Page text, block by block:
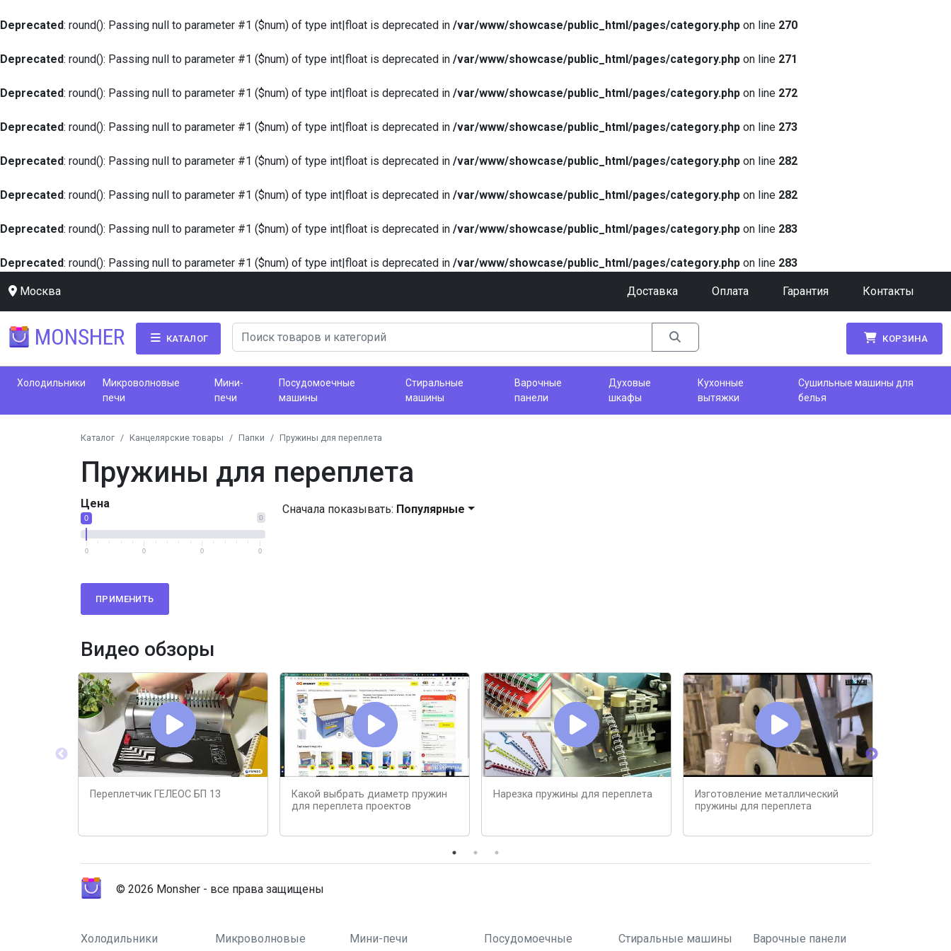
Deprecated: round(): Passing null to parameter #1 ($num) of type int|float is deprecated in /var/www/showcase/public_html/pages/category.php on line 270
Deprecated: round(): Passing null to parameter #1 ($num) of type int|float is deprecated in /var/www/showcase/public_html/pages/category.php on line 271
Deprecated: round(): Passing null to parameter #1 ($num) of type int|float is deprecated in /var/www/showcase/public_html/pages/category.php on line 272
Deprecated: round(): Passing null to parameter #1 ($num) of type int|float is deprecated in /var/www/showcase/public_html/pages/category.php on line 273
Deprecated: round(): Passing null to parameter #1 ($num) of type int|float is deprecated in /var/www/showcase/public_html/pages/category.php on line 282
Deprecated: round(): Passing null to parameter #1 ($num) of type int|float is deprecated in /var/www/showcase/public_html/pages/category.php on line 282
Deprecated: round(): Passing null to parameter #1 ($num) of type int|float is deprecated in /var/www/showcase/public_html/pages/category.php on line 283
Deprecated: round(): Passing null to parameter #1 ($num) of type int|float is deprecated in /var/www/showcase/public_html/pages/category.php on line 283
Москва Доставка Оплата Гарантия Контакты
MONSHER КАТАЛОГ КОРЗИНА
Холодильники
Микроволновые
печи
Мини-
печи
Посудомоечные
машины
Стиральные
машины
Варочные
панели
Духовые
шкафы
Кухонные
вытяжки
Сушильные машины для
белья
Каталог Канцелярские товары Папки Пружины для переплета
Пружины для переплета
Цена
0
0
0 0 0 0
ПРИМЕНИТЬ
Сначала показывать: Популярные
Видео обзоры
Переплетчик ГЕЛЕОС БП 13
Какой выбрать диаметр пружин
для переплета проектов
Нарезка пружины для переплета
Изготовление металлический
пружины для переплета
© 2026 Monsher - все права защищены
Холодильники
Микроволновые
Мини-печи
Посудомоечные
Стиральные машины Варочные панели